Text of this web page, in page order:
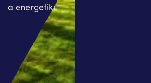
a energetiku